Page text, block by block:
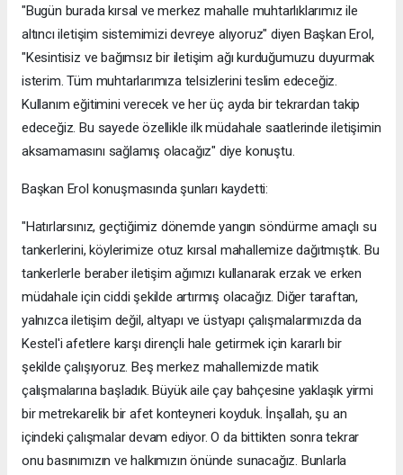
"Bugün burada kırsal ve merkez mahalle muhtarlıklarımız ile
altıncı iletişim sistemimizi devreye alıyoruz" diyen Başkan Erol,
"Kesintisiz ve bağımsız bir iletişim ağı kurduğumuzu duyurmak
isterim. Tüm muhtarlarımıza telsizlerini teslim edeceğiz.
Kullanım eğitimini verecek ve her üç ayda bir tekrardan takip
edeceğiz. Bu sayede özellikle ilk müdahale saatlerinde iletişimin
aksamamasını sağlamış olacağız" diye konuştu.
Başkan Erol konuşmasında şunları kaydetti:
"Hatırlarsınız, geçtiğimiz dönemde yangın söndürme amaçlı su
tankerlerini, köylerimize otuz kırsal mahallemize dağıtmıştık. Bu
tankerlerle beraber iletişim ağımızı kullanarak erzak ve erken
müdahale için ciddi şekilde artırmış olacağız. Diğer taraftan,
yalnızca iletişim değil, altyapı ve üstyapı çalışmalarımızda da
Kestel'i afetlere karşı dirençli hale getirmek için kararlı bir
şekilde çalışıyoruz. Beş merkez mahallemizde matik
çalışmalarına başladık. Büyük aile çay bahçesine yaklaşık yirmi
bir metrekarelik bir afet konteyneri koyduk. İnşallah, şu an
içindeki çalışmalar devam ediyor. O da bittikten sonra tekrar
onu basınımızın ve halkımızın önünde sunacağız. Bunlarla